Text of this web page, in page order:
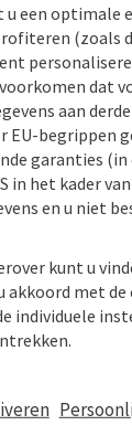
1 2 3
u een optimale
(zoals
dat
aan
EU-begrippen
garanties
in het kader
en u niet
kunt u
met de
individuele